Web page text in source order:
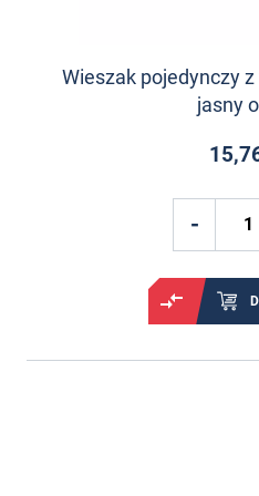
Wieszak pojedynczy
jasny